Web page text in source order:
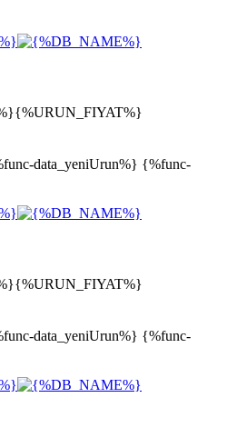
{%URUN_FIYAT%}
data_yeniUrun%} {%func-
{%URUN_FIYAT%}
data_yeniUrun%} {%func-